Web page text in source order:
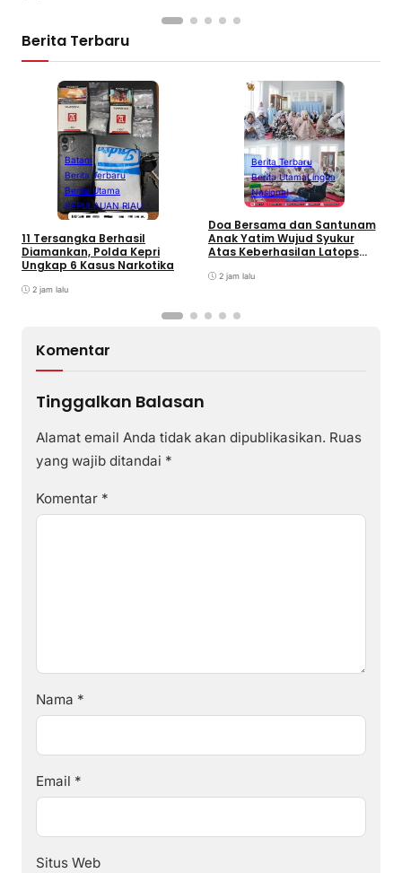
Berita Terbaru
Batam
Berita Terbaru
Berita Utama
KEPULAUAN RIAU
11 Tersangka Berhasil
Diamankan, Polda Kepri
Ungkap 6 Kasus Narkotika
2 jam lalu
Berita Terbaru
Berita UtamaLingga
Nasional
Doa Bersama dan Santunam
Anak Yatim Wujud Syukur
Atas Keberhasilan Latops
Pembaretam Warga
2 jam lalu
Komentar
Tinggalkan Balasan
Alamat email Anda tidak akan dipublikasikan. Ruas
yang wajib ditandai *
Komentar *
Nama *
Email *
Situs Web